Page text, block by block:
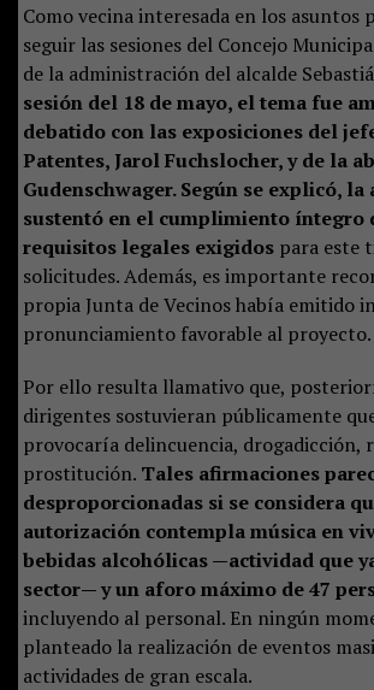
Como vecina interesada en los asuntos
seguir las sesiones del Concejo
de la administración del alcalde
sesión del 18 de mayo, el tema fue
debatido con las exposiciones del
Patentes, Jarol Fuchslocher, y de la
Gudenschwager. Según se explicó, la
sustentó en el cumplimiento íntegro
requisitos legales exigidospara este
solicitudes. Además, es importante
propia Junta de Vecinos había emitido
pronunciamiento favorable al proyecto.
Por ello resulta llamativo que,
dirigentes sostuvieran públicamente
provocaría delincuencia, drogadicción,
prostitución. Tales afirmaciones
desproporcionadas si se considera
autorización contempla música en
bebidas alcohólicas —actividad que
sector— y un aforo máximo de 47
incluyendo al personal. En ningún
planteado la realización de eventos
actividades de gran escala.